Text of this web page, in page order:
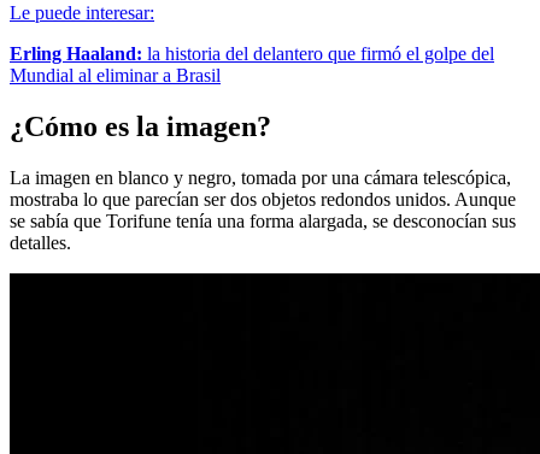
Le puede interesar:
Erling Haaland: la historia del delantero que firmó el golpe del
Mundial al eliminar a Brasil
¿Cómo es la imagen?
La imagen en blanco y negro, tomada por una cámara telescópica,
mostraba lo que parecían ser dos objetos redondos unidos. Aunque
se sabía que Torifune tenía una forma alargada, se desconocían sus
detalles.